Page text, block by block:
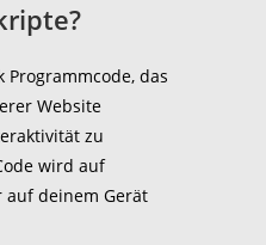
Programmcode, das
Website
zu
wird auf
auf deinem Gerät